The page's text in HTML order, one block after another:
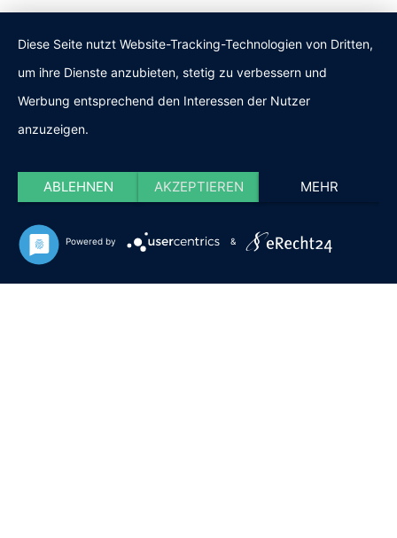
Diese Seite nutzt Website-Tracking-Technologien von Dritten,
um ihre Dienste anzubieten, stetig zu verbessern und
Werbung entsprechend den Interessen der Nutzer
anzuzeigen.
ABLEHNEN AKZEPTIEREN MEHR
Powered by &